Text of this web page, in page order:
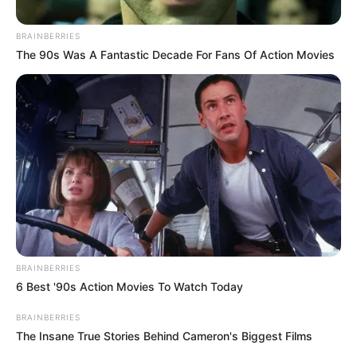
Cortesía
Por:Andrea Martínez Rodríguez
Diciembre 2, 2021
BRAINBERRIES
The 90s Was A Fantastic Decade For Fans Of Action Movies
BRAINBERRIES
6 Best '90s Action Movies To Watch Today
BRAINBERRIES
The Insane True Stories Behind Cameron's Biggest Films